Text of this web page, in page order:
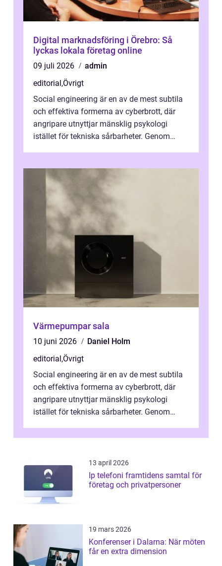
Digital marknadsföring i Örebro: Så
lyckas lokala företag online
09 juli 2026
admin
editorial,Övrigt
Social engineering är en av de mest subtila
och effektiva formerna av cyberbrott, där
angripare utnyttjar mänsklig psykologi
istället för tekniska sårbarheter. Genom
Värmepumpar sala
10 juni 2026
Daniel Holm
editorial,Övrigt
Social engineering är en av de mest subtila
och effektiva formerna av cyberbrott, där
angripare utnyttjar mänsklig psykologi
istället för tekniska sårbarheter. Genom
13 april 2026
Ip telefoni framtidens samtal för
företag och privatpersoner
19 mars 2026
Konferenser i Dalarna: När möten
får en extra dimension